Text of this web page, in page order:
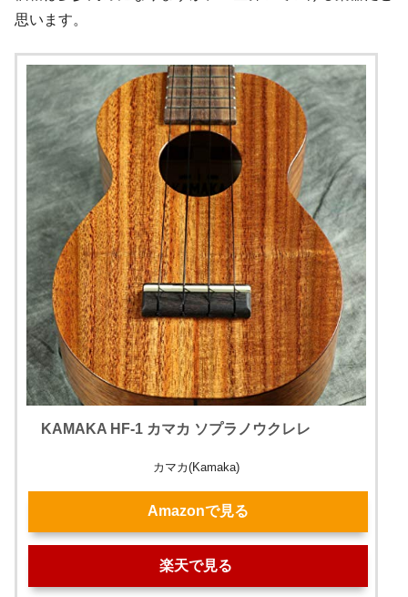
思います。
KAMAKA HF-1 カマカ ソプラノウクレレ
カマカ(Kamaka)
Amazonで見る
楽天で見る